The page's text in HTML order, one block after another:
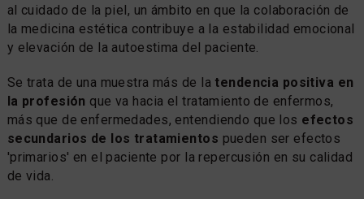
al cuidado de la piel, un ámbito en que la colaboración de
la medicina estética contribuye a la estabilidad emocional
y elevación de la autoestima del paciente.
Se trata de una muestra más de la tendencia positiva en
la profesión que va hacia el tratamiento de enfermos,
más que de enfermedades, entendiendo que los efectos
secundarios de los tratamientos pueden ser efectos
'primarios' en el paciente por la repercusión en su calidad
de vida.